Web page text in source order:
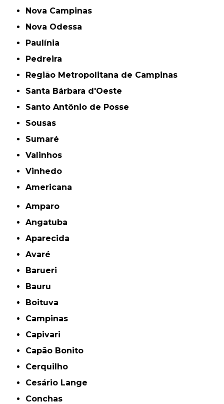
Nova Campinas
Nova Odessa
Paulínia
Pedreira
Região Metropolitana de Campinas
Santa Bárbara d'Oeste
Santo Antônio de Posse
Sousas
Sumaré
Valinhos
Vinhedo
americana
Amparo
Angatuba
Aparecida
Avaré
Barueri
Bauru
Boituva
Campinas
Capivari
Capão Bonito
Cerquilho
Cesário Lange
Conchas